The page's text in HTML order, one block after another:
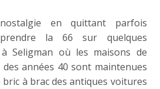
en quittant parfois
la 66 sur quelques
Seligman où les maisons de
années 40 sont maintenues
à brac des antiques voitures